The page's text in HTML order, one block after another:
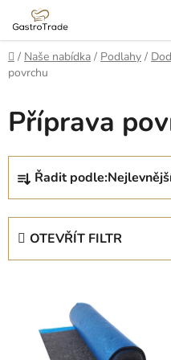
obsah
Domů
/ Naše nabídka / Podlahy /
povrchu
Příprava
Ř
z
Řadit podle:
OTEVŘÍT FILTR